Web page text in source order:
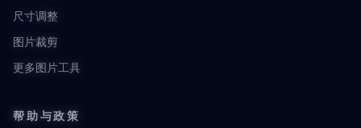
尺寸调整
图片裁剪
更多图片工具
帮助与政策